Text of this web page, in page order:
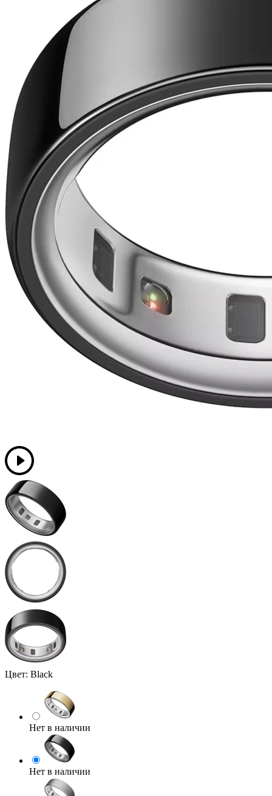
Цвет: Black
Нет в наличии
Нет в наличии